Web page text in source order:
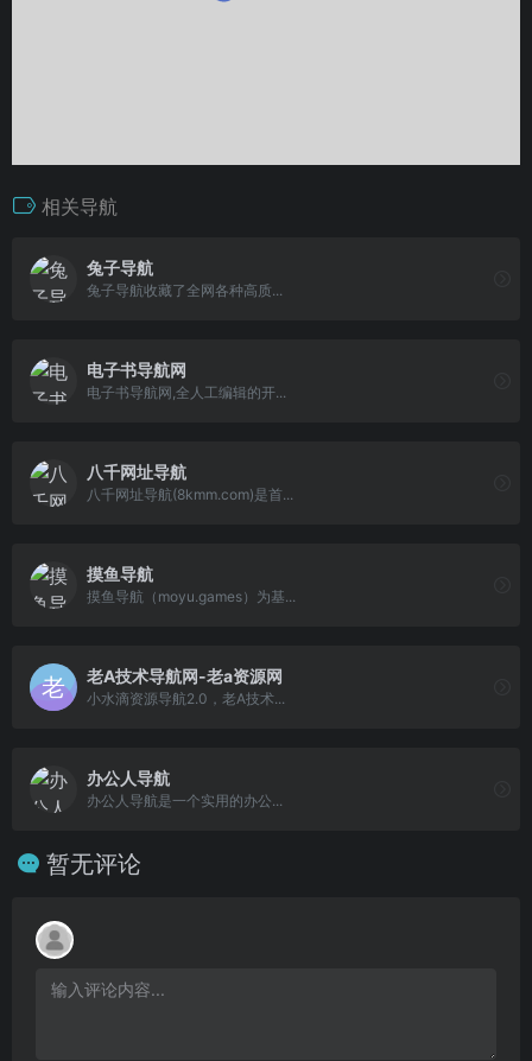
相关导航
兔子导航
兔子导航收藏了全网各种高质...
电子书导航网
电子书导航网,全人工编辑的开...
八千网址导航
八千网址导航(8kmm.com)是首...
摸鱼导航
摸鱼导航（moyu.games）为基...
老A技术导航网-老a资源网
小水滴资源导航2.0，老A技术...
办公人导航
办公人导航是一个实用的办公...
暂无评论